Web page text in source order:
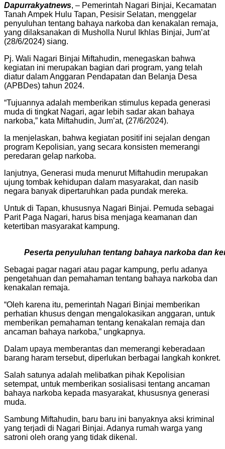
Dapurrakyatnews, – Pemerintah Nagari Binjai, Kecamatan
Tanah Ampek Hulu Tapan, Pesisir Selatan, menggelar
penyuluhan tentang bahaya narkoba dan kenakalan remaja,
yang dilaksanakan di Musholla Nurul Ikhlas Binjai, Jum’at
(28/6/2024) siang.
Pj. Wali Nagari Binjai Miftahudin, menegaskan bahwa
kegiatan ini merupakan bagian dari program, yang telah
diatur dalam Anggaran Pendapatan dan Belanja Desa
(APBDes) tahun 2024.
“Tujuannya adalah memberikan stimulus kepada generasi
muda di tingkat Nagari, agar lebih sadar akan bahaya
narkoba,” kata Miftahudin, Jum’at, (27/6/2024).
Ia menjelaskan, bahwa kegiatan positif ini sejalan dengan
program Kepolisian, yang secara konsisten memerangi
peredaran gelap narkoba.
lanjutnya, Generasi muda menurut Miftahudin merupakan
ujung tombak kehidupan dalam masyarakat, dan nasib
negara banyak dipertaruhkan pada pundak mereka.
Untuk di Tapan, khususnya Nagari Binjai. Pemuda sebagai
Parit Paga Nagari, harus bisa menjaga keamanan dan
ketertiban masyarakat kampung.
Peserta penyuluhan tentang bahaya narkoba dan
Sebagai pagar nagari atau pagar kampung, perlu adanya
pengetahuan dan pemahaman tentang bahaya narkoba dan
kenakalan remaja.
“Oleh karena itu, pemerintah Nagari Binjai memberikan
perhatian khusus dengan mengalokasikan anggaran, untuk
memberikan pemahaman tentang kenakalan remaja dan
ancaman bahaya narkoba,” ungkapnya.
Dalam upaya memberantas dan memerangi keberadaan
barang haram tersebut, diperlukan berbagai langkah konkret.
Salah satunya adalah melibatkan pihak Kepolisian
setempat, untuk memberikan sosialisasi tentang ancaman
bahaya narkoba kepada masyarakat, khususnya generasi
muda.
Sambung Miftahudin, baru baru ini banyaknya aksi kriminal
yang terjadi di Nagari Binjai. Adanya rumah warga yang
satroni oleh orang yang tidak dikenal.